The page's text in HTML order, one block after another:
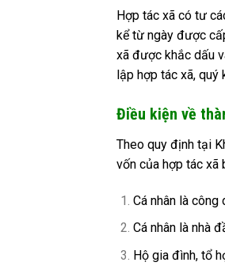
Hợp tác xã có tư
kể từ ngày được
xã được khắc dấu
lập hợp tác xã,
Điều kiện về
Theo quy định tại
vốn của hợp tác xã
Cá nhân là
Cá nhân là nhà
Hộ gia đình, tổ